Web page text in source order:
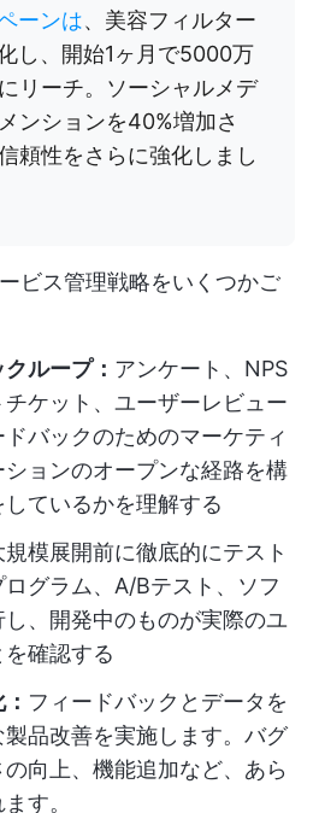
ーンは、美容フィルター
し、開始1ヶ月で5000万
リーチ。ソーシャルメデ
ンションを40%増加さ
頼性をさらに強化しまし
ビス管理戦略をいくつかご
ループ： アンケート、NPS
ケット、ユーザーレビュー
バックのためのマーケティ
ョンのオープンな経路を構
ているかを理解する
規模展開前に徹底的にテスト
グラム、A/Bテスト、ソフ
し、開発中のものが実際のユ
確認する
フィードバックとデータを
品改善を実施します。バグ
向上、機能追加など、あら
す。